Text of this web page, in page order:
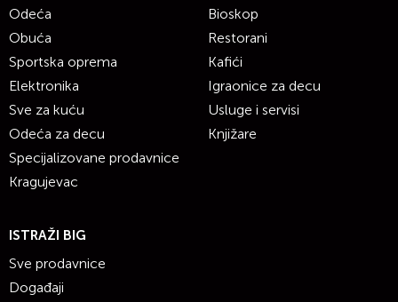
Odeća
Obuća
Sportska oprema
Elektronika
Sve za kuću
Odeća za decu
Specijalizovane prodavnice
Kragujevac
Bioskop
Restorani
Kafići
Igraonice za decu
Usluge i servisi
Knjižare
ISTRAŽI BIG
Sve prodavnice
Događaji